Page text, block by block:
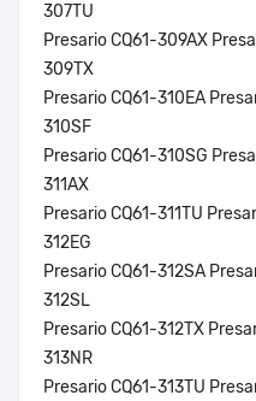
307TU
Presario CQ61-309AX
309TX
Presario CQ61-310EA
310SF
Presario CQ61-310SG
311AX
Presario CQ61-311TU
312EG
Presario CQ61-312SA
312SL
Presario CQ61-312TX
313NR
Presario CQ61-313TU